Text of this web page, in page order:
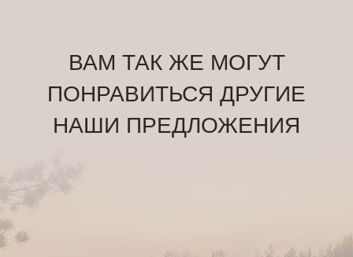
Маленький A-
frame 2
1-4 гостя
от